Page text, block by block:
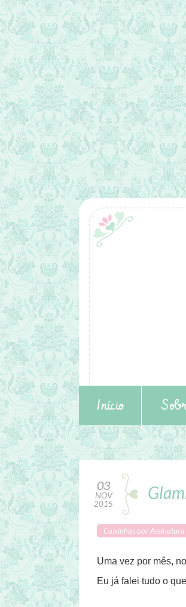
Início
03
NOV
2015
Caixinhas por Assinatura
Uma vez por mês, no
Eu já falei tudo o